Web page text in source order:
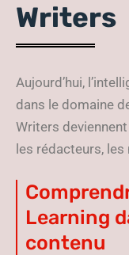
Writers
Aujourd’hui,
dans le domaine
Writers
les rédacteurs,
Learning
contenu